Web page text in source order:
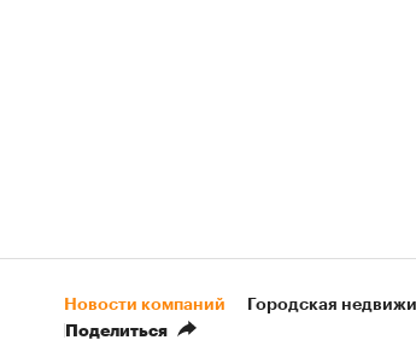
Новости компаний Городская
Поделиться